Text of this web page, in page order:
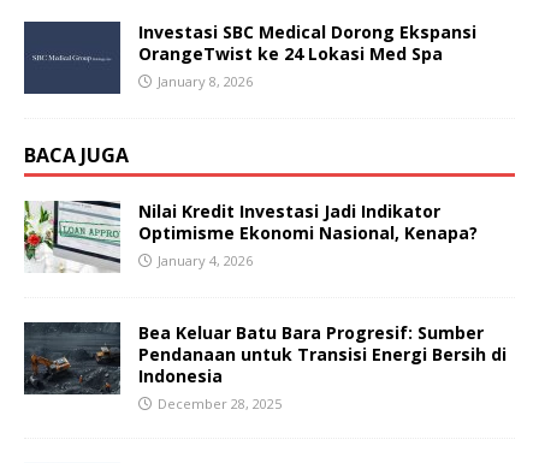
Investasi SBC Medical Dorong Ekspansi
OrangeTwist ke 24 Lokasi Med Spa
January 8, 2026
BACA JUGA
Nilai Kredit Investasi Jadi Indikator
Optimisme Ekonomi Nasional, Kenapa?
January 4, 2026
Bea Keluar Batu Bara Progresif: Sumber
Pendanaan untuk Transisi Energi Bersih di
Indonesia
December 28, 2025